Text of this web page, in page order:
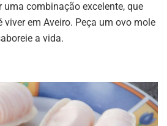
uma combinação excelente, que
viver em Aveiro. Peça um ovo mole
a vida.